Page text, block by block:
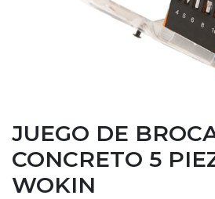
JUEGO DE
CONCRETO 5
WOKIN